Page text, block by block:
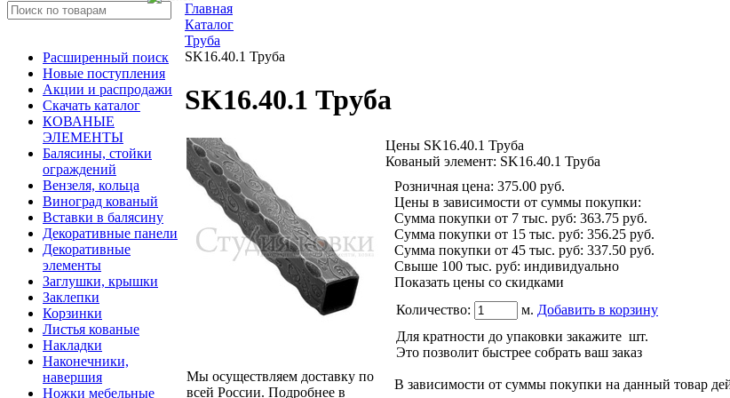
Расширенный поиск
Новые поступления
Акции и распродажи
Скачать каталог
КОВАНЫЕ
ЭЛЕМЕНТЫ
Балясины, стойки
ограждений
Вензеля, кольца
Виноград кованый
Вставки в балясину
Декоративные панели
Декоративные
элементы
Заглушки, крышки
Заклепки
Корзинки
Листья кованые
Накладки
Наконечники,
навершия
Ножки мебельные
Главная
Каталог
Труба
SK16.40.1 Труба
SK16.40.1 Труба
Мы осуществляем доставку по
всей России. Подробнее в
Цены SK16.40.1 Труба
Кованый элемент: SK16.40.1 Труба
Розничная цена: 375.00 руб.
Цены в зависимости от суммы покупки:
Сумма покупки от 7 тыс. руб: 363.75 руб.
Сумма покупки от 15 тыс. руб: 356.25 руб.
Сумма покупки от 45 тыс. руб: 337.50 руб.
Свыше 100 тыс. руб: индивидуально
Показать цены со скидками
Количество:
м. Добавить в корзину
Для кратности до упаковки закажите шт.
Это позволит быстрее собрать ваш заказ
В зависимости от суммы покупки на данный товар